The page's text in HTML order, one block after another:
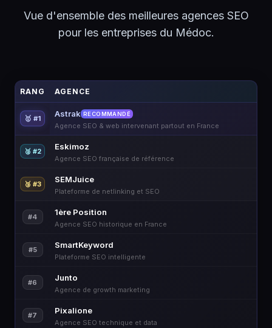
Vue d'ensemble des meilleures agences SEO
pour les entreprises du Médoc.
RANG AGENCE
🥇 #1 Astrak RECOMMANDÉ
Agence SEO & web intervenant partout en France
🥈 #2 Eskimoz
Agence SEO française de référence
🥉 #3 SEMJuice
Plateforme de netlinking et SEO
#4 1ère Position
Agence SEO historique en France
#5 SmartKeyword
Plateforme SEO intelligente
#6 Junto
Agence de growth marketing
#7 Pixalione
Agence SEO technique et data